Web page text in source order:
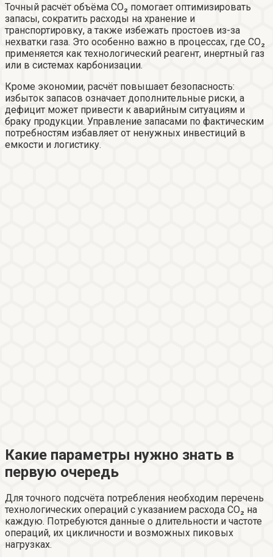
Точный расчёт объёма CO₂ помогает оптимизировать
запасы, сократить расходы на хранение и
транспортировку, а также избежать простоев из-за
нехватки газа. Это особенно важно в процессах, где CO₂
применяется как технологический реагент, инертный газ
или в системах карбонизации.
Кроме экономии, расчёт повышает безопасность:
избыток запасов означает дополнительные риски, а
дефицит может привести к аварийным ситуациям и
браку продукции. Управление запасами по фактическим
потребностям избавляет от ненужных инвестиций в
емкости и логистику.
Какие параметры нужно знать в
первую очередь
Для точного подсчёта потребления необходим перечень
технологических операций с указанием расхода CO₂ на
каждую. Потребуются данные о длительности и частоте
операций, их цикличности и возможных пиковых
нагрузках.